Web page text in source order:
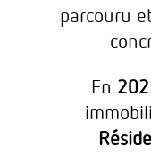
parcouru
En